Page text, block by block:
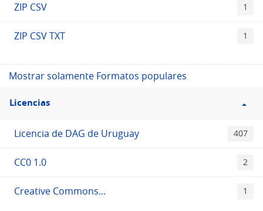
ZIP CSV 1
ZIP CSV TXT 1
Mostrar solamente Formatos populares
Filtro
Licencias
Licencias
Licencia de DAG de Uruguay 407
CC0 1.0 2
Creative Commons... 1